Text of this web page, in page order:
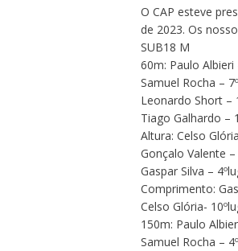
O CAP esteve
de 2023. Os
SUB18 M
60m: Paulo Albieri
Samuel Rocha –
Leonardo Short –
Tiago Galhardo –
Altura: Celso
Gonçalo Valente
Gaspar Silva –
Comprimento:
Celso Glória-
150m: Paulo
Samuel Rocha –